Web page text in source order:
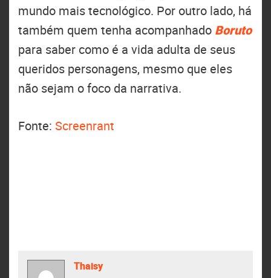
mundo mais tecnológico. Por outro lado, há
também quem tenha acompanhado Boruto
para saber como é a vida adulta de seus
queridos personagens, mesmo que eles
não sejam o foco da narrativa.
Fonte: Screenrant
Thaisy